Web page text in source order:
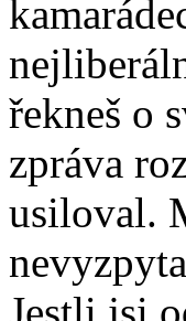
řekneš o
zpráva
usiloval.
Jestli jsi